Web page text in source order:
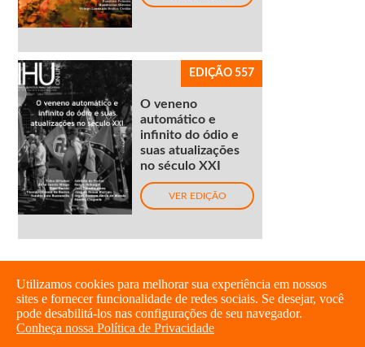
EDIÇÃO 557
O veneno
automático e
infinito do ódio e
suas atualizações
no século XXI
VER EDIÇÃO
Utilizamos cookies para melhorar sua experiência em nossos
sites e fornecer funcionalidade de redes sociais. Se desejar, você
pode desabilitá-los nas configurações de seu navegador.
Conheça nossa Política de Privacidade